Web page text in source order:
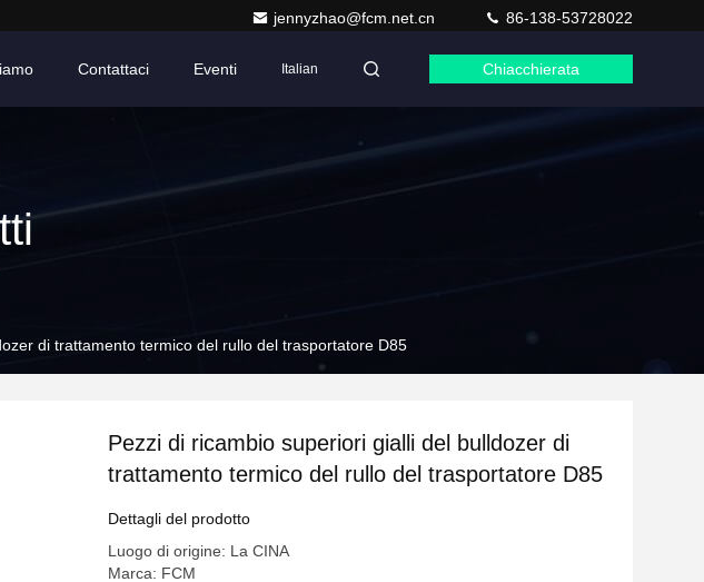
jennyzhao@fcm.net.cn 86-138-53728022
Contattaci Eventi Italian Chiacchierata
di trattamento termico del rullo del trasportatore D85
Pezzi di ricambio superiori gialli del bulldozer di
trattamento termico del rullo del trasportatore D85
Dettagli del prodotto
Luogo di origine: La CINA
Marca: FCM